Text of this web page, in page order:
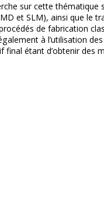
sur cette thématique
et SLM), ainsi que le
de fabrication
également à l’utilisation
final étant d’obtenir